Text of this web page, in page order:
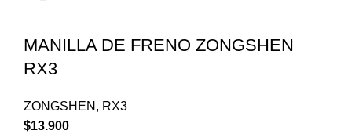
MANILLA DE FRENO ZONGSHEN
RX3
ZONGSHEN , RX3
$13.900